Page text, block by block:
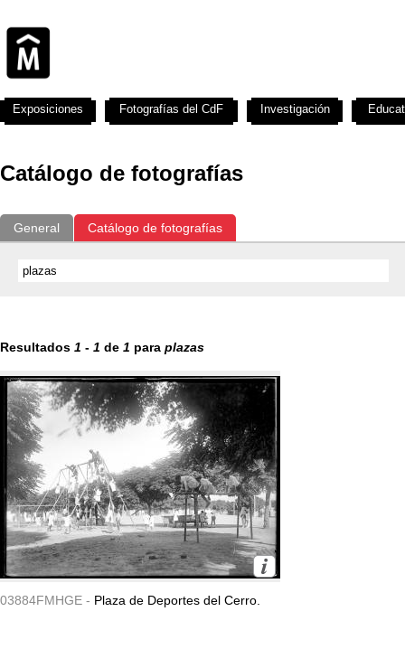
Catálogo de fotografías
General Catálogo de fotografías
Resultados 1 - 1 de 1 para plazas
03884FMHGE - Plaza de Deportes del Cerro.
Exposiciones Fotografías del CdF Investigación